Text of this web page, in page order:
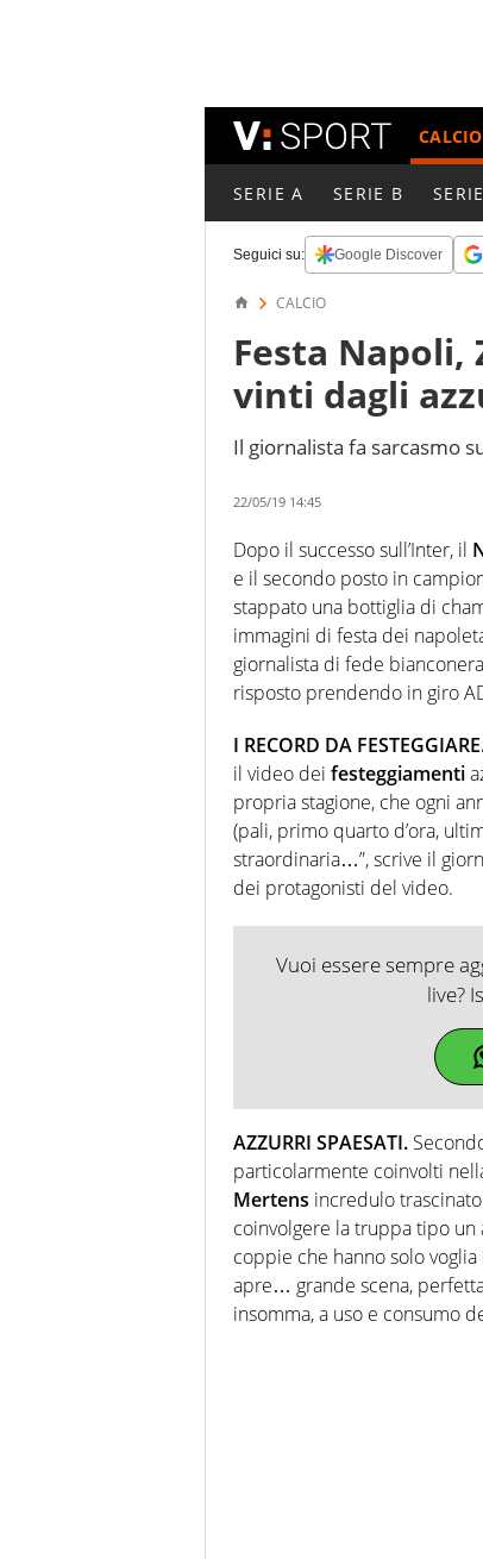
CALCIO
SERIE A SERIE B
Seguici su: Google Discover
CALCIO
Festa
vinti dagli
Il giornalista fa sarcasmo
22/05/19 14:45
Dopo il successo sull’Inter, il
e il secondo posto in
stappato una bottiglia di
immagini di festa dei
giornalista di fede
risposto prendendo in giro
I RECORD DA
il video dei festeggiamenti
propria stagione, che ogni
(pali, primo quarto d’ora,
straordinaria…”, scrive il
dei protagonisti del video.
Vuoi essere sempre
live?
AZZURRI SPAESATI.
particolarmente coinvolti
Mertens incredulo
coinvolgere la truppa tipo un
coppie che hanno solo
apre… grande scena,
insomma, a uso e consumo